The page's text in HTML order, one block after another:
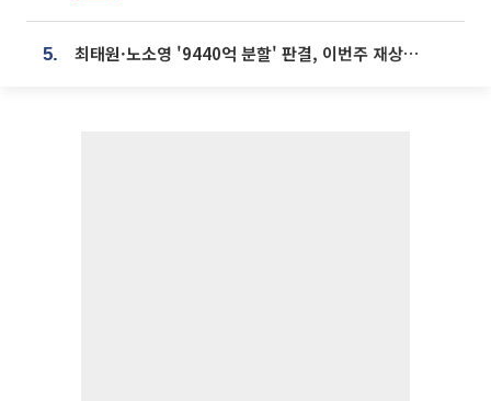
5. 최태원·노소영 '9440억 분할' 판결, 이번주 재상고 여부 주목